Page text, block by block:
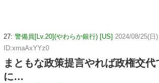
27: 警備員[Lv.20](やわらか銀行) [US] 2024/08/25(日
ID:xmaAxYYz0
まともな政策提言やれば政権交代
に…